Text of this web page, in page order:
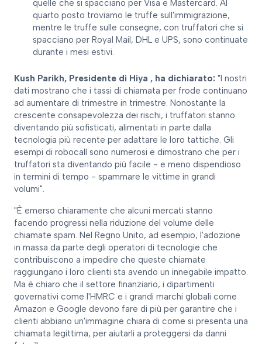
quelle che si spacciano per Visa e Mastercard. Al
quarto posto troviamo le truffe sull'immigrazione,
mentre le truffe sulle consegne, con truffatori che si
spacciano per Royal Mail, DHL e UPS, sono continuate
durante i mesi estivi.
Kush Parikh, Presidente di Hiya , ha dichiarato: "I nostri
dati mostrano che i tassi di chiamata per frode continuano
ad aumentare di trimestre in trimestre. Nonostante la
crescente consapevolezza dei rischi, i truffatori stanno
diventando più sofisticati, alimentati in parte dalla
tecnologia più recente per adattare le loro tattiche. Gli
esempi di robocall sono numerosi e dimostrano che per i
truffatori sta diventando più facile - e meno dispendioso
in termini di tempo - spammare le vittime in grandi
volumi".
"È emerso chiaramente che alcuni mercati stanno
facendo progressi nella riduzione del volume delle
chiamate spam. Nel Regno Unito, ad esempio, l'adozione
in massa da parte degli operatori di tecnologie che
contribuiscono a impedire che queste chiamate
raggiungano i loro clienti sta avendo un innegabile impatto.
Ma è chiaro che il settore finanziario, i dipartimenti
governativi come l'HMRC e i grandi marchi globali come
Amazon e Google devono fare di più per garantire che i
clienti abbiano un'immagine chiara di come si presenta una
chiamata legittima, per aiutarli a proteggersi da danni